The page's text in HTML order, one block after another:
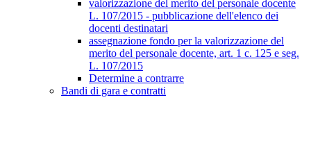
valorizzazione del merito del personale docente
L. 107/2015 - pubblicazione dell'elenco dei
docenti destinatari
assegnazione fondo per la valorizzazione del
merito del personale docente, art. 1 c. 125 e seg.
L. 107/2015
Determine a contrarre
Bandi di gara e contratti